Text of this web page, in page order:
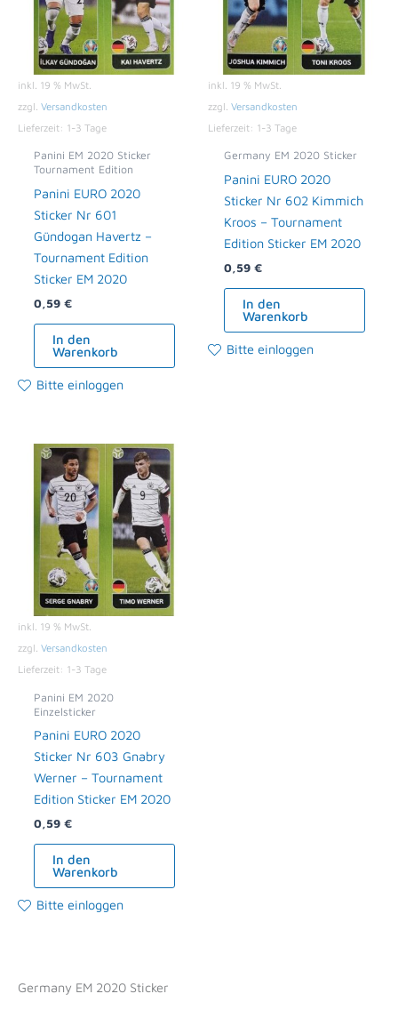
inkl. 19 % MwSt.
zzgl. Versandkosten
Lieferzeit: 1-3 Tage
Panini EM 2020 Sticker
Tournament Edition
Panini EURO 2020
Sticker Nr 601
Gündogan Havertz –
Tournament Edition
Sticker EM 2020
0,59 €
In den
Warenkorb
Bitte einloggen
inkl. 19 % MwSt.
zzgl. Versandkosten
Lieferzeit: 1-3 Tage
Germany EM 2020 Sticker
Panini EURO 2020
Sticker Nr 602 Kimmich
Kroos – Tournament
Edition Sticker EM 2020
0,59 €
In den
Warenkorb
Bitte einloggen
inkl. 19 % MwSt.
zzgl. Versandkosten
Lieferzeit: 1-3 Tage
Panini EM 2020
Einzelsticker
Panini EURO 2020
Sticker Nr 603 Gnabry
Werner – Tournament
Edition Sticker EM 2020
0,59 €
In den
Warenkorb
Bitte einloggen
Germany EM 2020 Sticker